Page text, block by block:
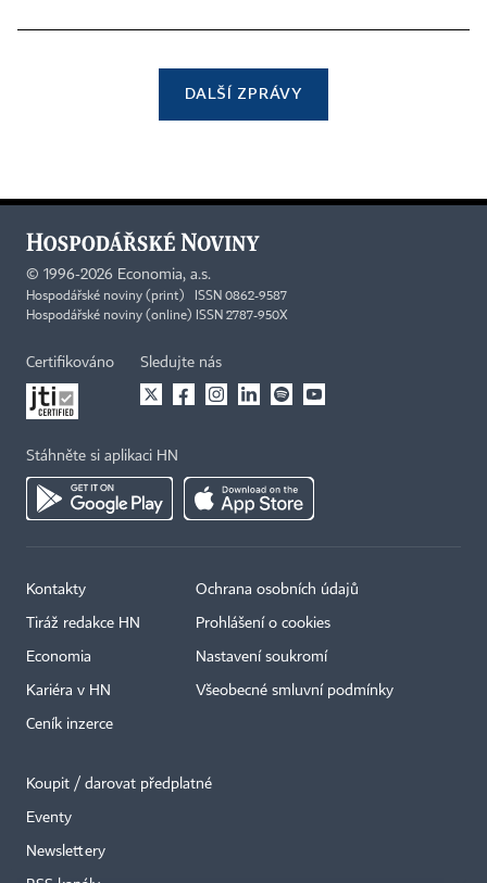
DALŠÍ ZPRÁVY
© 1996-2026 Economia, a.s.
Hospodářské noviny (print) ISSN 0862-9587
Hospodářské noviny (online) ISSN 2787-950X
Certifikováno Sledujte nás
Stáhněte si aplikaci HN
Kontakty
Tiráž redakce HN
Economia
Kariéra v HN
Ceník inzerce
Ochrana osobních údajů
Prohlášení o cookies
Nastavení soukromí
Všeobecné smluvní podmínky
Koupit / darovat předplatné
Eventy
Newslettery